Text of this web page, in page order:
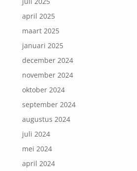
april 2025
maart 2025
januari 2025
december 2024
november 2024
oktober 2024
september 2024
augustus 2024
juli 2024
mei 2024
april 2024